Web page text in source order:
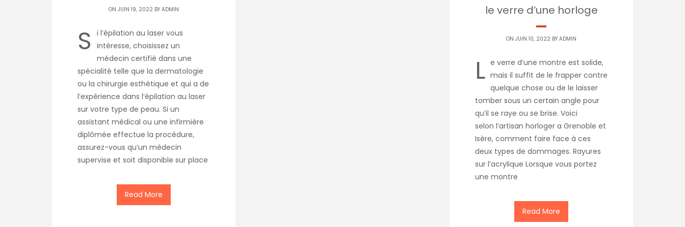
ON JUIN 19, 2022 BY ADMIN
S
i l’épilation au laser vous
intéresse, choisissez un
médecin certifié dans une
spécialité telle que la dermatologie
ou la chirurgie esthétique et qui a de
l’expérience dans l’épilation au laser
sur votre type de peau. Si un
assistant médical ou une infirmière
diplômée effectue la procédure,
assurez-vous qu’un médecin
supervise et soit disponible sur place
Read More
le verre d’une horloge
ON JUIN 10, 2022 BY ADMIN
L e verre d’une montre est solide,
mais il suffit de le frapper contre
quelque chose ou de le laisser
tomber sous un certain angle pour
qu’il se raye ou se brise. Voici
selon l’artisan horloger a Grenoble et
Isère, comment faire face à ces
deux types de dommages. Rayures
sur l’acrylique Lorsque vous portez
une montre
Read More